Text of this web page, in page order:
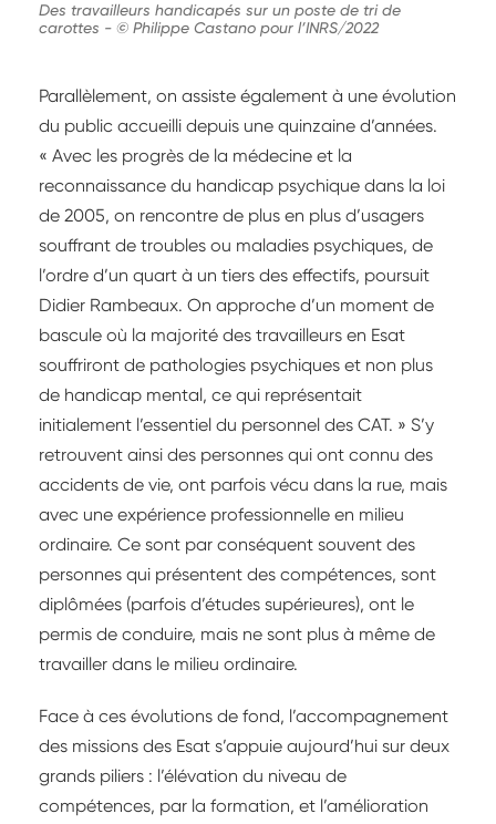
Des travailleurs handicapés sur un poste de tri de
carottes - © Philippe Castano pour l’INRS/2022
Parallèlement, on assiste également à une évolution
du public accueilli depuis une quinzaine d’années.
« Avec les progrès de la médecine et la
reconnaissance du handicap psychique dans la loi
de 2005, on rencontre de plus en plus d’usagers
souffrant de troubles ou maladies psychiques, de
l’ordre d’un quart à un tiers des effectifs, poursuit
Didier Rambeaux. On approche d’un moment de
bascule où la majorité des travailleurs en Esat
souffriront de pathologies psychiques et non plus
de handicap mental, ce qui représentait
initialement l’essentiel du personnel des CAT. » S’y
retrouvent ainsi des personnes qui ont connu des
accidents de vie, ont parfois vécu dans la rue, mais
avec une expérience professionnelle en milieu
ordinaire. Ce sont par conséquent souvent des
personnes qui présentent des compétences, sont
diplômées (parfois d’études supérieures), ont le
permis de conduire, mais ne sont plus à même de
travailler dans le milieu ordinaire.
Face à ces évolutions de fond, l’accompagnement
des missions des Esat s’appuie aujourd’hui sur deux
grands piliers : l’élévation du niveau de
compétences, par la formation, et l’amélioration